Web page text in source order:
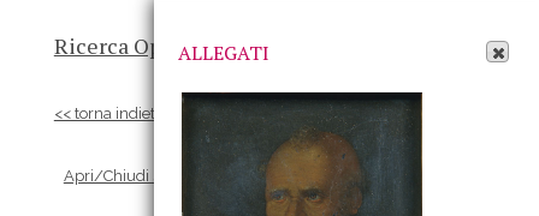
Ricerca Opere-Risultato
<< torna indietro
Apri/Chiudi scheda Allegati
ALLEGATI